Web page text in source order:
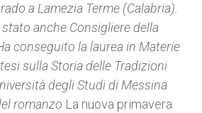
a Lamezia Terme (Calabria).
anche Consigliere della
conseguito la laurea in Materie
sulla Storia delle Tradizioni
degli Studi di Messina
romanzo La nuova primavera